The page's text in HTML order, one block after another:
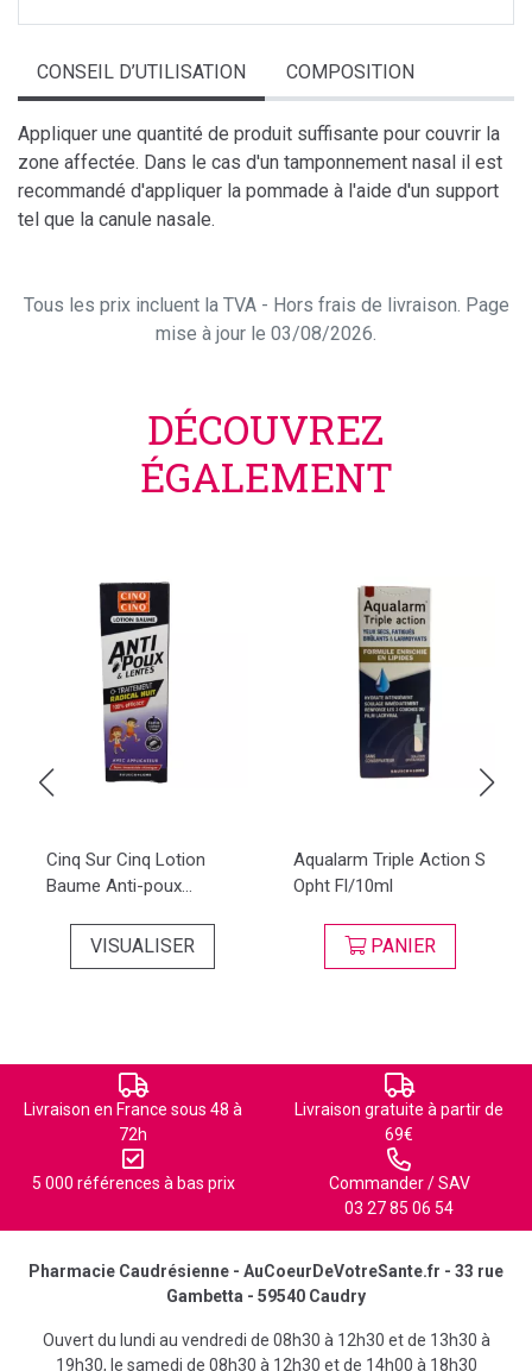
CONSEIL D’UTILISATION COMPOSITION
Appliquer une quantité de produit suffisante pour couvrir la
zone affectée. Dans le cas d'un tamponnement nasal il est
recommandé d'appliquer la pommade à l'aide d'un support
tel que la canule nasale.
Tous les prix incluent la TVA - Hors frais de livraison. Page
mise à jour le 03/08/2026.
DÉCOUVREZ
ÉGALEMENT
Cinq Sur Cinq Lotion
Baume Anti-poux...
VISUALISER
Aqualarm Triple Action S
Opht Fl/10ml
PANIER
Livraison en France sous 48 à
72h
Livraison gratuite à partir de
69€
5 000 références à bas prix
Commander / SAV
03 27 85 06 54
Pharmacie Caudrésienne - AuCoeurDeVotreSante.fr - 33 rue
Gambetta - 59540 Caudry
Ouvert du lundi au vendredi de 08h30 à 12h30 et de 13h30 à
19h30, le samedi de 08h30 à 12h30 et de 14h00 à 18h30